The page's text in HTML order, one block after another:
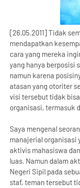
[26.05.2011] Tidak
mendapatkan
cara yang mereka
yang hanya berposisi
namun karena
atasan yang otoriter
visi tersebut tidak
organisasi, termasuk
Saya mengenal
manajerial organisasi
aktivis mahasiswa
luas. Namun dalam
Negeri Sipil pada
staf, teman tersebut